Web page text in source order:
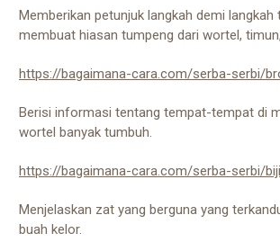
Memberikan petunjuk langkah demi langkah
membuat hiasan tumpeng dari wortel,
https://bagaimana-cara.com/serba-serbi/
Berisi informasi tentang tempat-tempat di
wortel banyak tumbuh.
https://bagaimana-cara.com/serba-serbi/
Menjelaskan zat yang berguna yang
buah kelor.